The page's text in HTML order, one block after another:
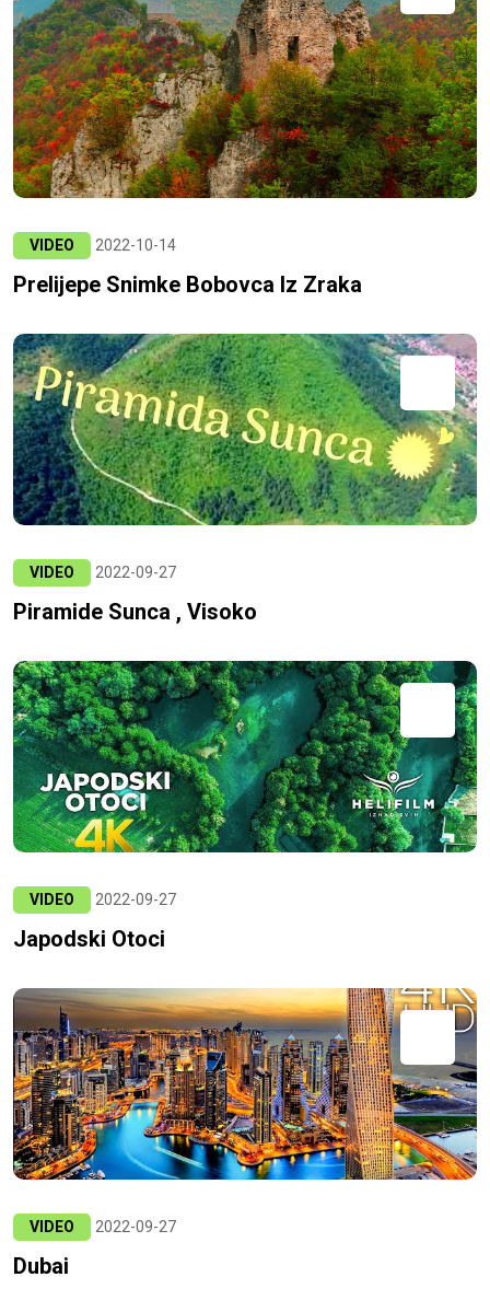
VIDEO 2022-10-14
Prelijepe Snimke Bobovca Iz Zraka
VIDEO 2022-09-27
Piramide Sunca , Visoko
VIDEO 2022-09-27
Japodski Otoci
VIDEO 2022-09-27
Dubai